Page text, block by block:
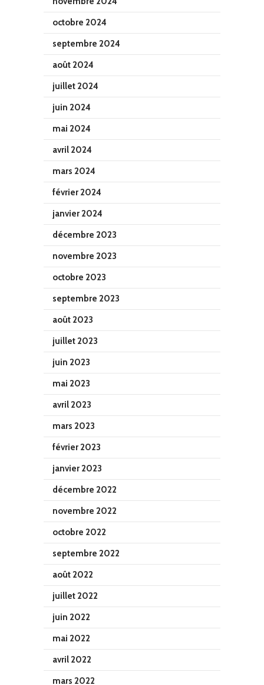
octobre 2024
septembre 2024
août 2024
juillet 2024
juin 2024
mai 2024
avril 2024
mars 2024
février 2024
janvier 2024
décembre 2023
novembre 2023
octobre 2023
septembre 2023
août 2023
juillet 2023
juin 2023
mai 2023
avril 2023
mars 2023
février 2023
janvier 2023
décembre 2022
novembre 2022
octobre 2022
septembre 2022
août 2022
juillet 2022
juin 2022
mai 2022
avril 2022
mars 2022